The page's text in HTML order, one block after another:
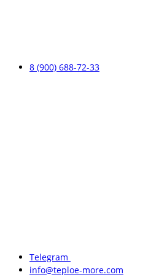
8 (900) 688-72-33
Telegram
info@teploe-more.com